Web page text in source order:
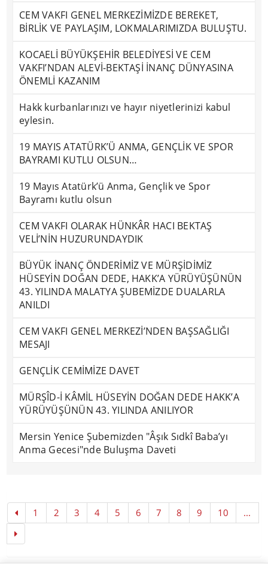
CEM VAKFI GENEL MERKEZİMİZDE BEREKET,
BİRLİK VE PAYLAŞIM, LOKMALARIMIZDA BULUŞTU.
KOCAELİ BÜYÜKŞEHİR BELEDİYESİ VE CEM
VAKFI’NDAN ALEVİ-BEKTAŞİ İNANÇ DÜNYASINA
ÖNEMLİ KAZANIM
Hakk kurbanlarınızı ve hayır niyetlerinizi kabul
eylesin.
19 MAYIS ATATÜRK’Ü ANMA, GENÇLİK VE SPOR
BAYRAMI KUTLU OLSUN…
19 Mayıs Atatürk’ü Anma, Gençlik ve Spor
Bayramı kutlu olsun
CEM VAKFI OLARAK HÜNKÂR HACI BEKTAŞ
VELİ’NİN HUZURUNDAYDIK
BÜYÜK İNANÇ ÖNDERİMİZ VE MÜRŞİDİMİZ
HÜSEYİN DOĞAN DEDE, HAKK’A YÜRÜYÜŞÜNÜN
43. YILINDA MALATYA ŞUBEMİZDE DUALARLA
ANILDI
CEM VAKFI GENEL MERKEZİ’NDEN BAŞSAĞLIĞI
MESAJI
GENÇLİK CEMİMİZE DAVET
MÜRŞÎD-İ KÂMİL HÜSEYİN DOĞAN DEDE HAKK’A
YÜRÜYÜŞÜNÜN 43. YILINDA ANILIYOR
Mersin Yenice Şubemizden "Âşık Sıdkî Baba’yı
Anma Gecesi"nde Buluşma Daveti
1 2 3 4 5 6 7 8 9 10 ...